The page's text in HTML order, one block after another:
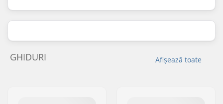
Afișează toate
GHIDURI